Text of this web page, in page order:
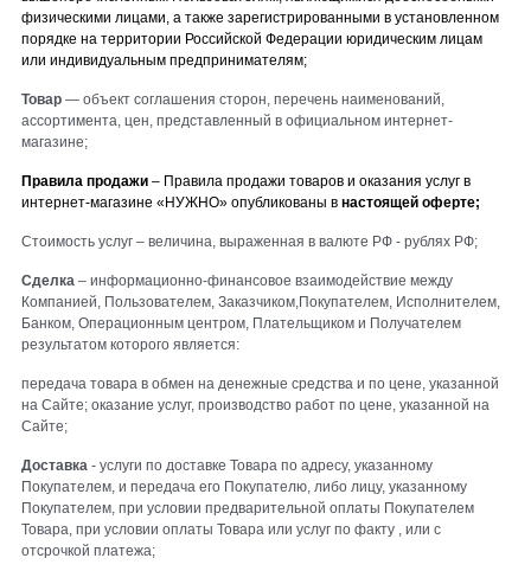
физическими лицами, а также зарегистрированными в установленном
порядке на территории Российской Федерации юридическим лицам
или индивидуальным предпринимателям;
Товар — объект соглашения сторон, перечень наименований,
ассортимента, цен, представленный в официальном интернет-
магазине;
Правила продажи – Правила продажи товаров и оказания услуг в
интернет-магазине « НУЖНО» опубликованы в настоящей оферте;
Стоимость услуг – величина, выраженная в валюте РФ - рублях РФ;
Сделка – информационно-финансовое взаимодействие между
Компанией, Пользователем, Заказчиком,Покупателем, Исполнителем,
Банком, Операционным центром, Плательщиком и Получателем
результатом которого является:
передача товара в обмен на денежные средства и по цене, указанной
на Сайте; оказание услуг, производство работ по цене, указанной на
Сайте;
Доставка - услуги по доставке Товара по адресу, указанному
Покупателем, и передача его Покупателю, либо лицу, указанному
Покупателем, при условии предварительной оплаты Покупателем
Товара, при условии оплаты Товара или услуг по факту , или с
отсрочкой платежа;